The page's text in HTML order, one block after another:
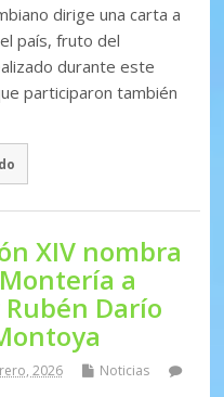
dirige una carta a
país, fruto del
durante este
participaron también
XIV nombra
a
Darío
2026
Noticias